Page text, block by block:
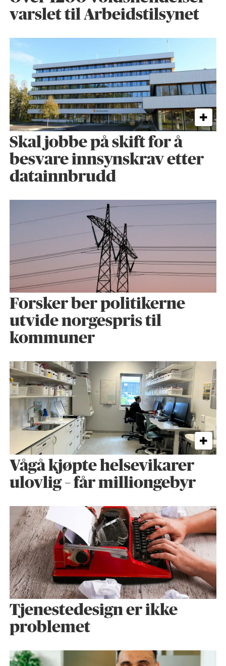
varslet til Arbeidstilsynet
Skal jobbe på skift for å
besvare innsynskrav etter
datainnbrudd
Forsker ber politikerne
utvide norgespris til
kommuner
Vågå kjøpte helse­vikarer
ulovlig – får milliongebyr
Tjenestedesign er ikke
problemet